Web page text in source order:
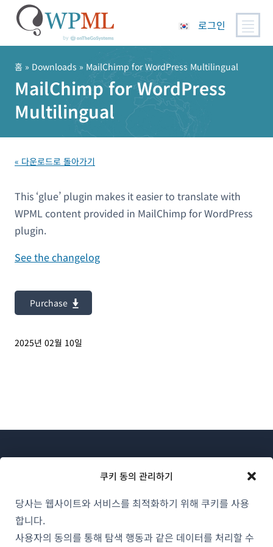
쿠키 동의 관리하기
당사는 웹사이트와 서비스를 최적화하기 위해 쿠키를 사용
합니다.
사용자의 동의를 통해 탐색 행동과 같은 데이터를 처리할 수
뛰
로그인
홈 » Downloads » MailChimp for WordPress Multilingual
MailChimp for WordPress
Multilingual
« 다운로드로 돌아가기
This ‘glue’ plugin makes it easier to translate with
WPML content provided in MailChimp for WordPress
plugin.
See the changelog
Purchase
2025년 02월 10일
WPML 소개
GDPR 및 개인정보 처리방침